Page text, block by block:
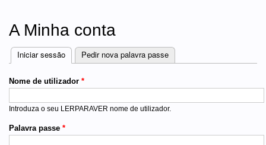
A Minha conta
Separadores
Iniciar sessão (separador ativo)
Pedir nova palavra passe
Nome de utilizador *
Introduza o seu LERPARAVER nome de utilizador.
Palavra passe *